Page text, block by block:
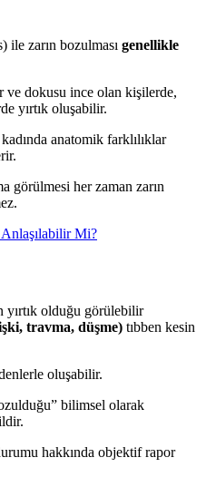
ile zarın bozulması genellikle
ve dokusu ince olan kişilerde,
yırtık oluşabilir.
anatomik farklılıklar
görülmesi her zaman zarın
Anlaşılabilir Mi?
yırtık olduğu görülebilir
travma, düşme) tıbben kesin
oluşabilir.
bilimsel olarak
hakkında objektif rapor